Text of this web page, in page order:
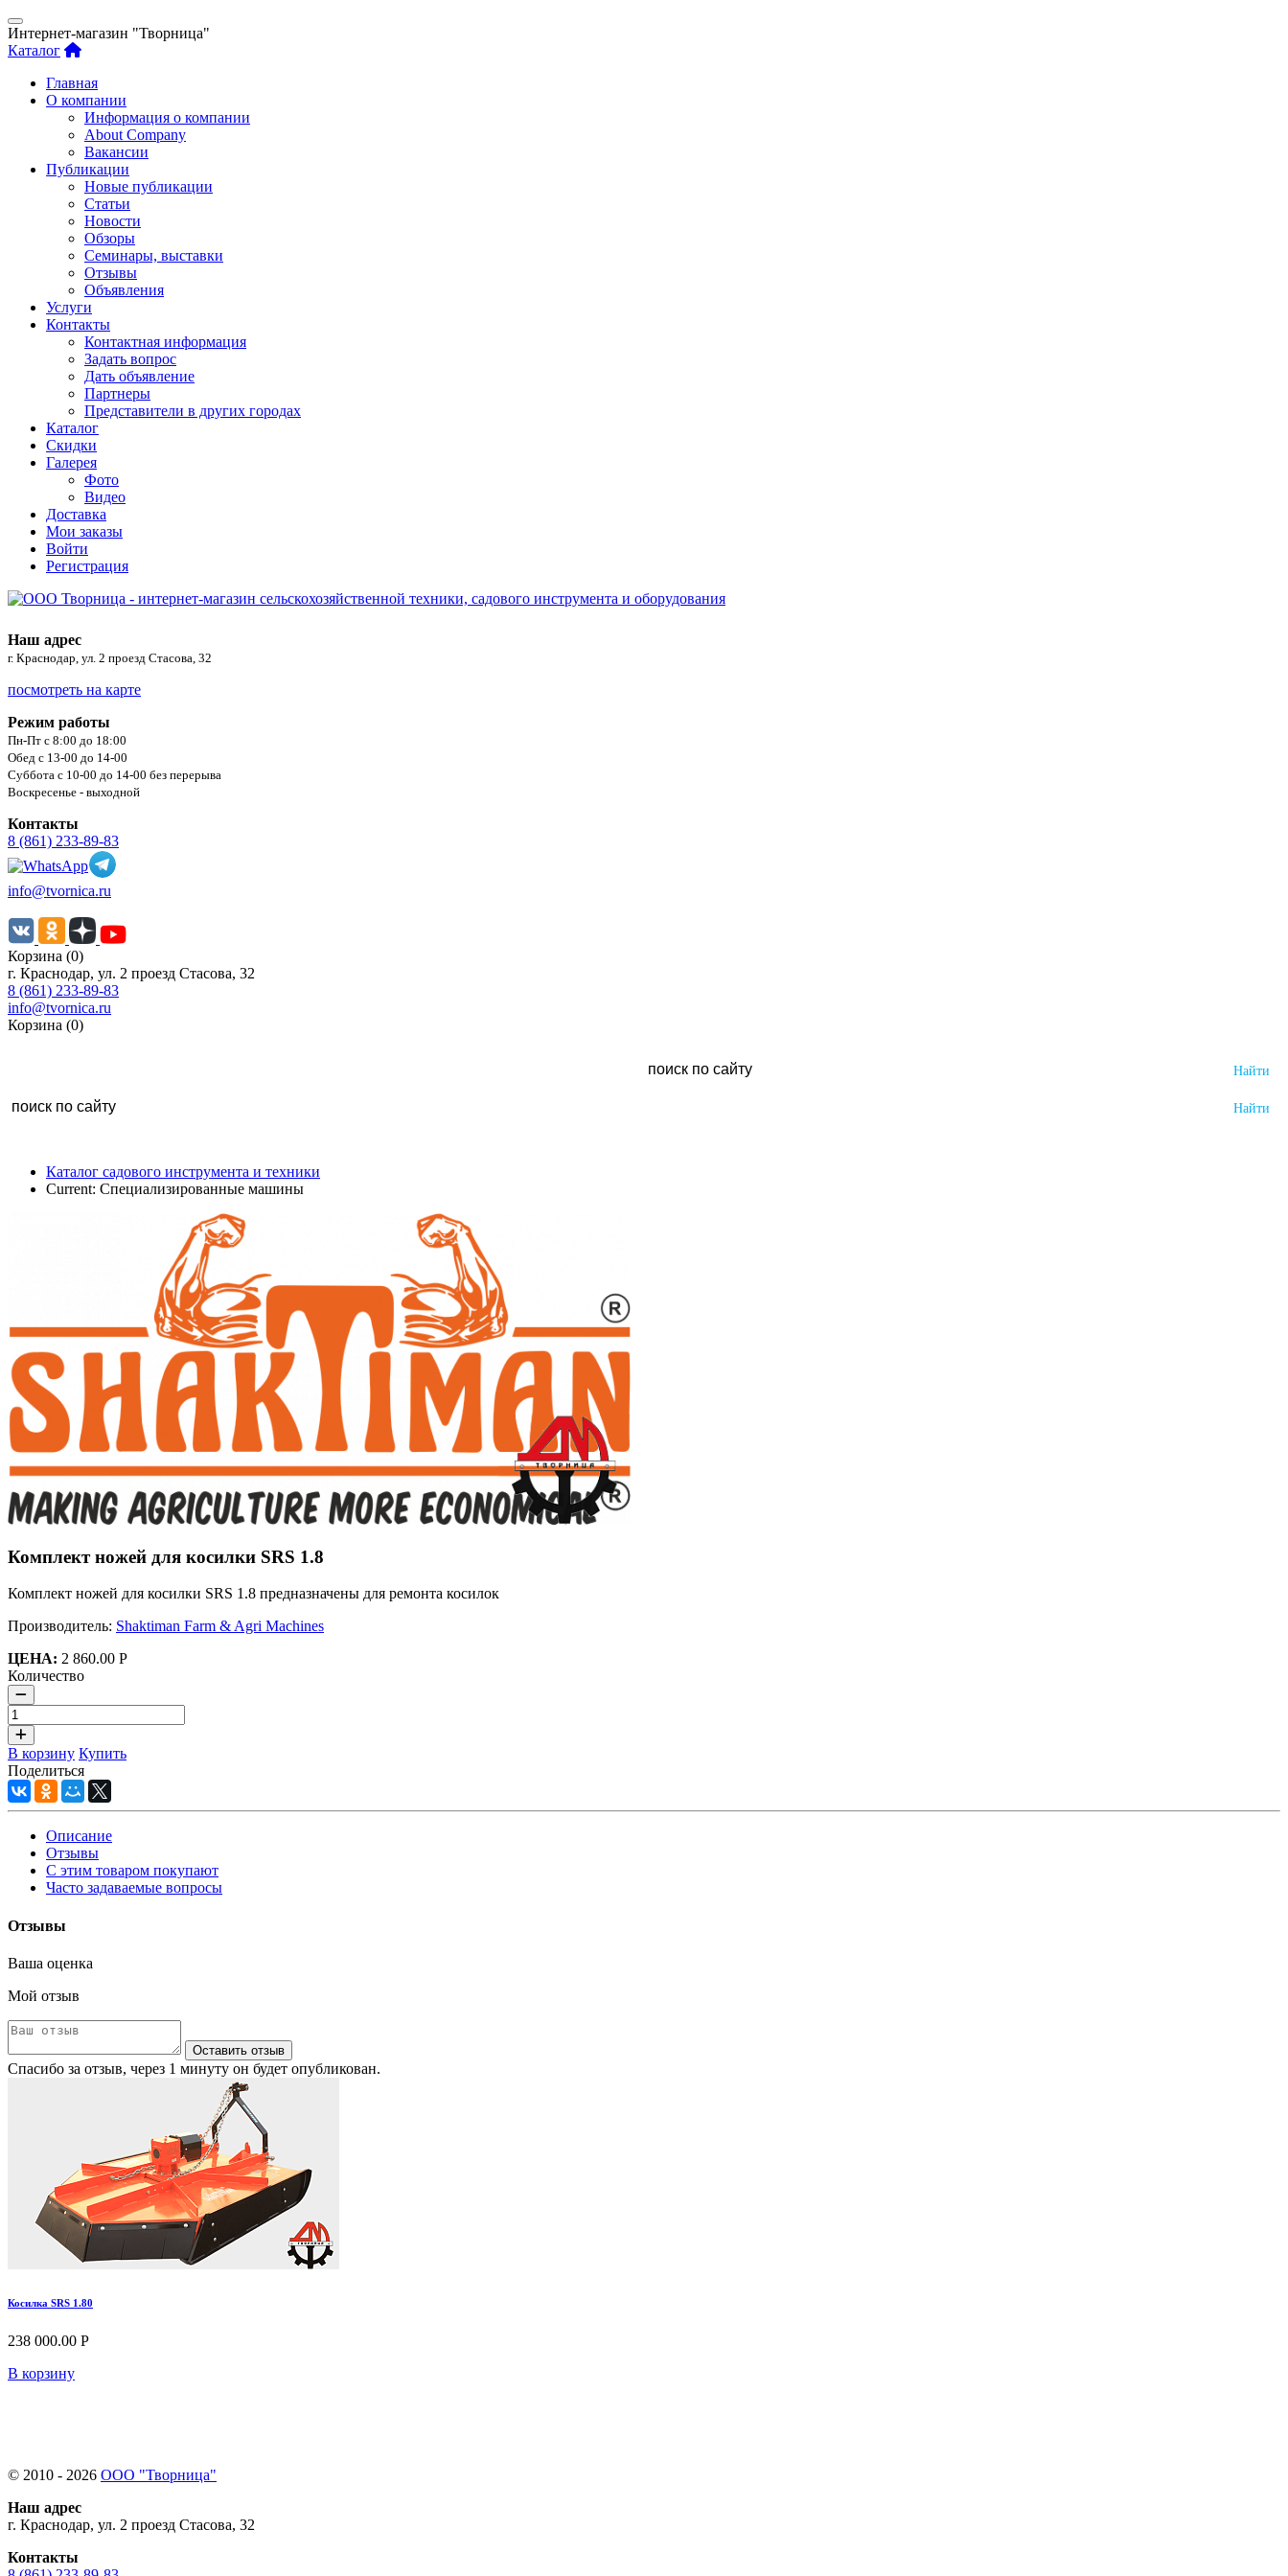
Интернет-магазин "Творница"
Каталог
Главная
О компании
Информация о компании
About Company
Вакансии
Публикации
Новые публикации
Статьи
Новости
Обзоры
Семинары, выставки
Отзывы
Объявления
Услуги
Контакты
Контактная информация
Задать вопрос
Дать объявление
Партнеры
Представители в других городах
Каталог
Скидки
Галерея
Фото
Видео
Доставка
Мои заказы
Войти
Регистрация
Наш адрес
г. Краснодар, ул. 2 проезд Стасова, 32
посмотреть на карте
Режим работы
Пн-Пт с 8:00 до 18:00
Обед с 13-00 до 14-00
Суббота с 10-00 до 14-00 без перерыва
Воскресенье - выходной
Контакты
8 (861) 233-89-83
info@tvornica.ru
Корзина (0)
г. Краснодар, ул. 2 проезд Стасова, 32
8 (861) 233-89-83
info@tvornica.ru
Корзина (0)
Каталог садового инструмента и техники
Current: Специализированные машины
Комплект ножей для косилки SRS 1.8
Комплект ножей для косилки SRS 1.8 предназначены для ремонта косилок
Производитель: Shaktiman Farm & Agri Machines
ЦЕНА: 2 860.00 Р
Количество
В корзину Купить
Поделиться
Описание
Отзывы
С этим товаром покупают
Часто задаваемые вопросы
Отзывы
Ваша оценка
Мой отзыв
Оставить отзыв
Спасибо за отзыв, через 1 минуту он будет опубликован.
Косилка SRS 1.80
238 000.00 Р
В корзину
© 2010 - 2026 ООО "Творница"
Наш адрес
г. Краснодар, ул. 2 проезд Стасова, 32
Контакты